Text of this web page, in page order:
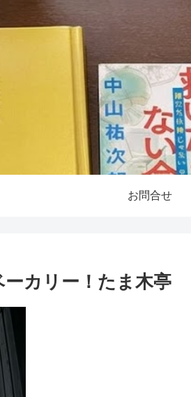
お問合せ
カリー！たま木亭